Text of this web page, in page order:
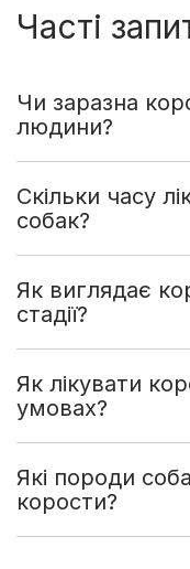
Часті
Чи заразна
людини?
Скільки часу
собак?
Як виглядає
стадії?
Як лікувати
умовах?
Які породи
корости?